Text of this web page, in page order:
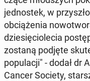
jed­no­stek, w
ob­cią­że­nia
dzie­się­cio­le­cia
zostaną podjęte
po­pu­la­cji" - dodał dr
Cancer Society,